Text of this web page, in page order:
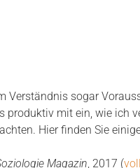
sogar
mit ein, wie ich
Hier finden Sie
Magazin, 2017 (